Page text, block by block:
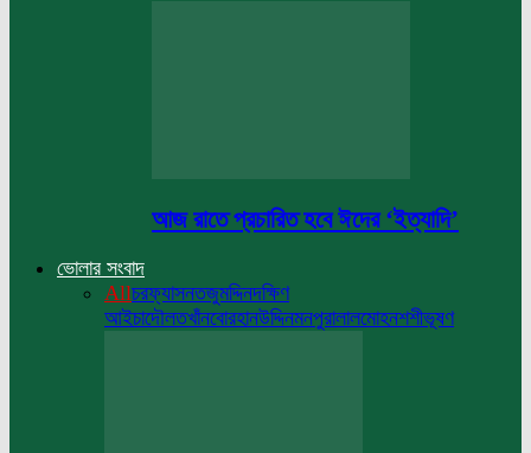
আজ রাতে প্রচারিত হবে ঈদের ‘ইত্যাদি’
ভোলার সংবাদ
Allচরফ্যাসনতজুমদ্দিনদক্ষিণ
আইচাদৌলতখাঁনবোরহানউদ্দিনমনপুরালালমোহনশশীভূষণ